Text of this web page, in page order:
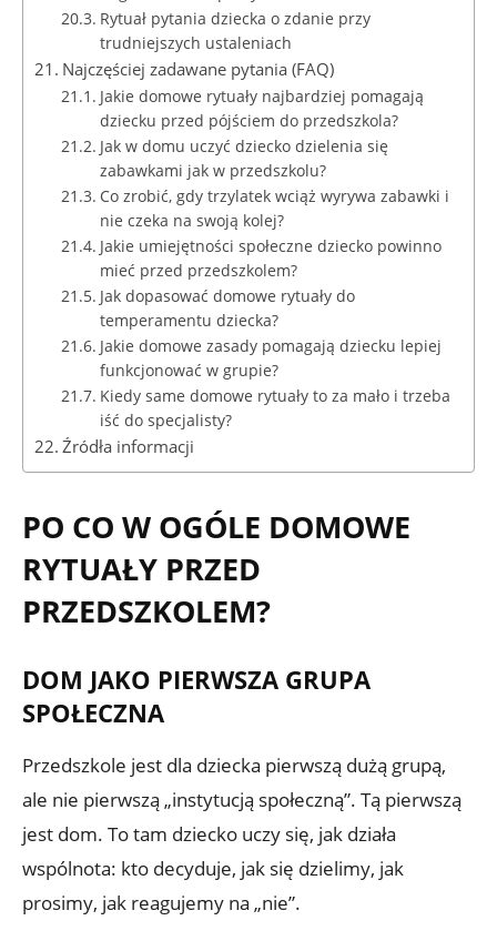
Rytuał pytania dziecka o zdanie przy
trudniejszych ustaleniach
Najczęściej zadawane pytania (FAQ)
Jakie domowe rytuały najbardziej pomagają
dziecku przed pójściem do przedszkola?
Jak w domu uczyć dziecko dzielenia się
zabawkami jak w przedszkolu?
Co zrobić, gdy trzylatek wciąż wyrywa zabawki i
nie czeka na swoją kolej?
Jakie umiejętności społeczne dziecko powinno
mieć przed przedszkolem?
Jak dopasować domowe rytuały do
temperamentu dziecka?
Jakie domowe zasady pomagają dziecku lepiej
funkcjonować w grupie?
Kiedy same domowe rytuały to za mało i trzeba
iść do specjalisty?
Źródła informacji
PO CO W OGÓLE DOMOWE
RYTUAŁY PRZED
PRZEDSZKOLEM?
DOM JAKO PIERWSZA GRUPA
SPOŁECZNA
Przedszkole jest dla dziecka pierwszą dużą grupą,
ale nie pierwszą „instytucją społeczną”. Tą pierwszą
jest dom. To tam dziecko uczy się, jak działa
wspólnota: kto decyduje, jak się dzielimy, jak
prosimy, jak reagujemy na „nie”.